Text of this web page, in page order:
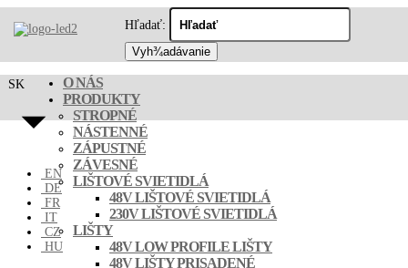
Hľadať:
SK
EN
DE
FR
IT
CZ
HU
O NÁS
PRODUKTY
STROPNÉ
NÁSTENNÉ
ZÁPUSTNÉ
ZÁVESNÉ
LIŠTOVÉ SVIETIDLÁ
48V LIŠTOVÉ SVIETIDLÁ
230V LIŠTOVÉ SVIETIDLÁ
LIŠTY
48V LOW PROFILE LIŠTY
48V LIŠTY PRISADENÉ